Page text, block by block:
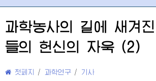
과학농사의 길에 새겨진
들의 헌신의 자욱 (2)
첫페지 / 과학연구 / 기사